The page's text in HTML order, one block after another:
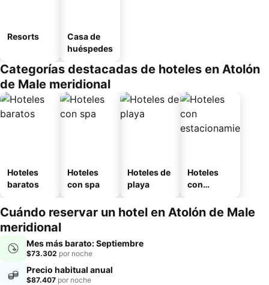
Resorts
Casa de
huéspedes
Categorías destacadas de hoteles en Atolón
de Male meridional
Hoteles
baratos
Hoteles
con spa
Hoteles de
playa
Hoteles
con
miento
Cuándo reservar un hotel en Atolón de Male
meridional
Mes más barato: Septiembre
$73.302 por noche
Precio habitual anual
$87.407 por noche